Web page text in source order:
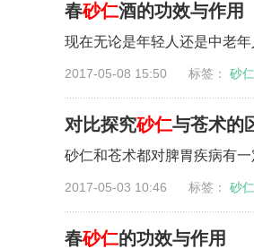
春砂仁酒的功效与作用
现在无论是年轻人还是中老
2017-05-08 15:50 标签： 砂仁
对比探究砂仁与苍术的
砂仁和苍术都对脾胃疾病有
2017-05-03 10:46 标签： 砂仁
春砂仁的功效与作用